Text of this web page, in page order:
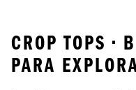
CROP TOPS •
PARA